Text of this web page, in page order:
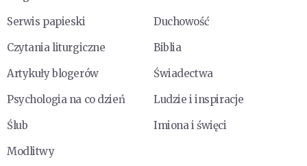
Serwis papieski
Duchowość
Czytania liturgiczne
Biblia
Artykuły blogerów
Świadectwa
Psychologia na co dzień
Ludzie i inspiracje
Ślub
Imiona i święci
Modlitwy